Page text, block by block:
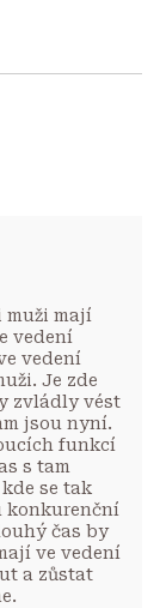
muži mají
vedení
vedení
Je zde
zvládly vést
jsou nyní.
funkcí
s tam
se tak
konkurenční
čas by
ve vedení
a zůstat